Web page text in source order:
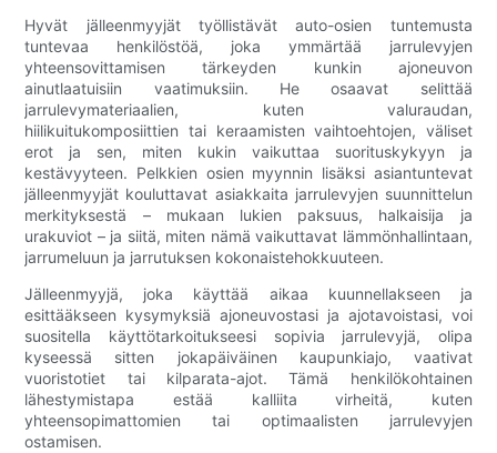
Hyvät jälleenmyyjät työllistävät auto-osien tuntemusta
tuntevaa henkilöstöä, joka ymmärtää jarrulevyjen
yhteensovittamisen tärkeyden kunkin ajoneuvon
ainutlaatuisiin vaatimuksiin. He osaavat selittää
jarrulevymateriaalien, kuten valuraudan,
hiilikuitukomposiittien tai keraamisten vaihtoehtojen, väliset
erot ja sen, miten kukin vaikuttaa suorituskykyyn ja
kestävyyteen. Pelkkien osien myynnin lisäksi asiantuntevat
jälleenmyyjät kouluttavat asiakkaita jarrulevyjen suunnittelun
merkityksestä – mukaan lukien paksuus, halkaisija ja
urakuviot – ja siitä, miten nämä vaikuttavat lämmönhallintaan,
jarrumeluun ja jarrutuksen kokonaistehokkuuteen.
Jälleenmyyjä, joka käyttää aikaa kuunnellakseen ja
esittääkseen kysymyksiä ajoneuvostasi ja ajotavoistasi, voi
suositella käyttötarkoitukseesi sopivia jarrulevyjä, olipa
kyseessä sitten jokapäiväinen kaupunkiajo, vaativat
vuoristotiet tai kilparata-ajot. Tämä henkilökohtainen
lähestymistapa estää kalliita virheitä, kuten
yhteensopimattomien tai optimaalisten jarrulevyjen
ostamisen.